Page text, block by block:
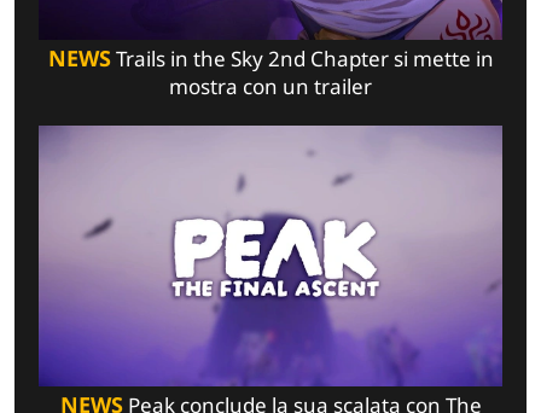
NEWSTrails in the Sky 2nd Chapter si mette in
mostra con un trailer
NEWSPeak conclude la sua scalata con The